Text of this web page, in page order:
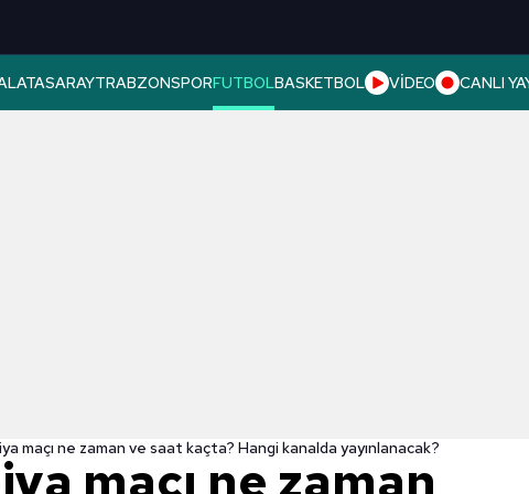
TRABZONSPORFUTBOLBASKETBOL VİDEO CANLI
maçı ne zaman ve saat kaçta? Hangi kanalda yayınlanacak?
maçı ne zaman